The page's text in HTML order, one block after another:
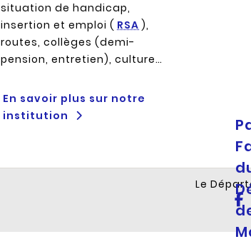
situation de handicap,
insertion et emploi ( RSA ),
routes, collèges (demi-
pension, entretien), culture…
En savoir plus sur notre
institution
Le